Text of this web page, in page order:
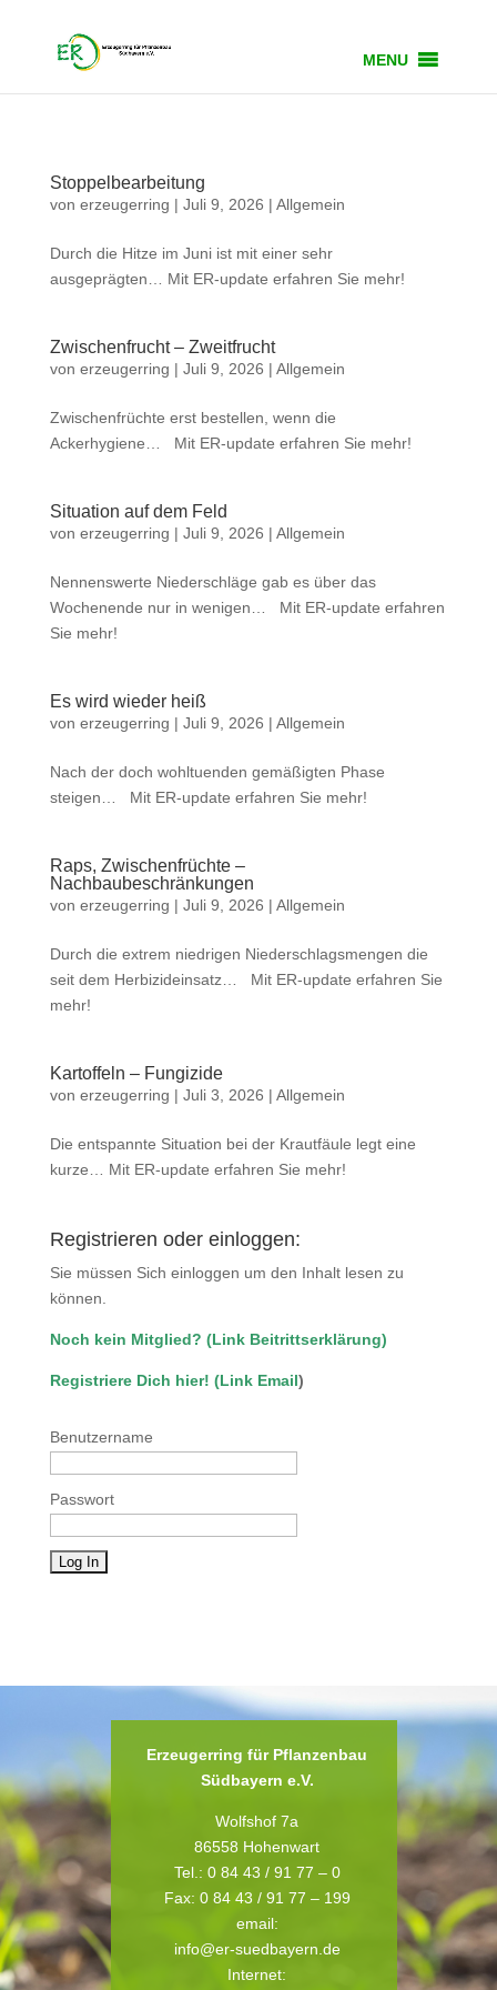
MENU
Stoppelbearbeitung
von erzeugerring | Juli 9, 2026 | Allgemein
Durch die Hitze im Juni ist mit einer sehr
ausgeprägten… Mit ER-update erfahren Sie mehr!
Zwischenfrucht – Zweitfrucht
von erzeugerring | Juli 9, 2026 | Allgemein
Zwischenfrüchte erst bestellen, wenn die
Ackerhygiene… Mit ER-update erfahren Sie mehr!
Situation auf dem Feld
von erzeugerring | Juli 9, 2026 | Allgemein
Nennenswerte Niederschläge gab es über das
Wochenende nur in wenigen… Mit ER-update erfahren
Sie mehr!
Es wird wieder heiß
von erzeugerring | Juli 9, 2026 | Allgemein
Nach der doch wohltuenden gemäßigten Phase
steigen… Mit ER-update erfahren Sie mehr!
Raps, Zwischenfrüchte –
Nachbaubeschränkungen
von erzeugerring | Juli 9, 2026 | Allgemein
Durch die extrem niedrigen Niederschlagsmengen die
seit dem Herbizideinsatz… Mit ER-update erfahren Sie
mehr!
Kartoffeln – Fungizide
von erzeugerring | Juli 3, 2026 | Allgemein
Die entspannte Situation bei der Krautfäule legt eine
kurze… Mit ER-update erfahren Sie mehr!
Registrieren oder einloggen:
Sie müssen Sich einloggen um den Inhalt lesen zu
können.
Noch kein Mitglied? (Link Beitrittserklärung)
Registriere Dich hier! (Link Email)
Benutzername
Passwort
Erzeugerring für Pflanzenbau
Südbayern e.V.
Wolfshof 7a
86558 Hohenwart
Tel.: 0 84 43 / 91 77 – 0
Fax: 0 84 43 / 91 77 – 199
email:
info@er-suedbayern.de
Internet: